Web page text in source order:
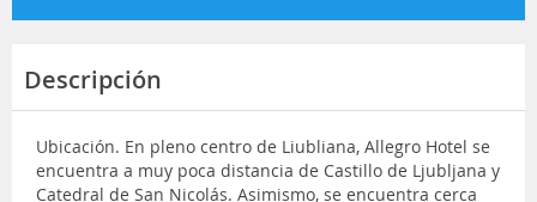
Descripción
Ubicación. En pleno centro de Liubliana, Allegro Hotel se
encuentra a muy poca distancia de Castillo de Ljubljana y
Catedral de San Nicolás. Asimismo, se encuentra cerca